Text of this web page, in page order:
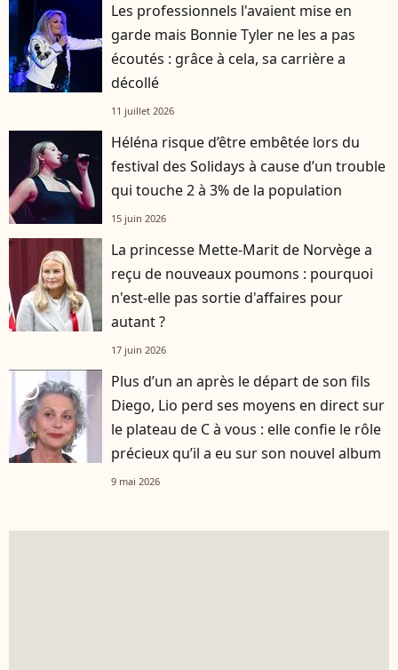
Les professionnels l'avaient mise en
garde mais Bonnie Tyler ne les a pas
écoutés : grâce à cela, sa carrière a
décollé
11 juillet 2026
Héléna risque d’être embêtée lors du
festival des Solidays à cause d’un trouble
qui touche 2 à 3% de la population
15 juin 2026
La princesse Mette-Marit de Norvège a
reçu de nouveaux poumons : pourquoi
n'est-elle pas sortie d'affaires pour
autant ?
17 juin 2026
player2
Plus d’un an après le départ de son fils
Diego, Lio perd ses moyens en direct sur
le plateau de C à vous : elle confie le rôle
précieux qu’il a eu sur son nouvel album
9 mai 2026